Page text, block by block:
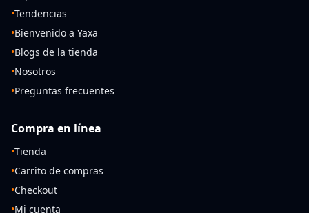
•Tendencias
•Bienvenido a Yaxa
•Blogs de la tienda
•Nosotros
•Preguntas frecuentes
Compra en línea
•Tienda
•Carrito de compras
•Checkout
•Mi cuenta